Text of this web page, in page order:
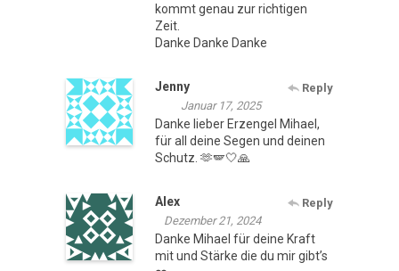
kommt genau zur richtigen
Zeit.
Danke Danke Danke
Jenny
Reply
Januar 17, 2025
Danke lieber Erzengel Mihael,
für all deine Segen und deinen
Schutz. 🫶🪽🤍🙏
Alex
Reply
Dezember 21, 2024
Danke Mihael für deine Kraft
mit und Stärke die du mir gibt’s